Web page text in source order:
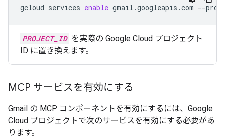
gcloud services enable gmail.googleapis.com --
PROJECT_ID を実際の Google Cloud プロジェクト
ID に置き換えます。
MCP サービスを有効にする
Gmail の MCP コンポーネントを有効にするには、Google
Cloud プロジェクトで次のサービスを有効にする必要があ
ります。